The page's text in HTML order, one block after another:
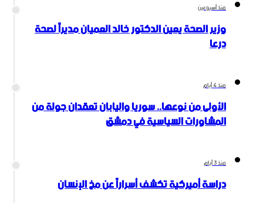
منذ أسبوعين
وزير الصحة يعين الدكتور خالد العميان مديراً لصحة
درعا
منذ 4 أيام
الأولى من نوعها.. سوريا واليابان تعقدان جولة من
المشاورات السياسية في دمشق
منذ 3 أيام
دراسة أميركية تكشف أسراراً عن مخ الإنسان